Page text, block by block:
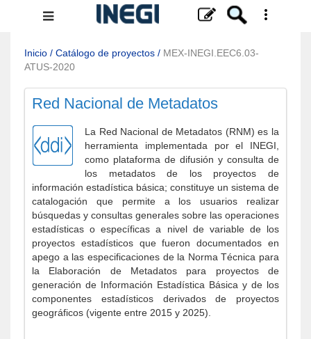
Menú
navegación
Inicio / Catálogo de proyectos / MEX-INEGI.EEC6.03-
ATUS-2020
Red Nacional de Metadatos
La Red Nacional de Metadatos (RNM) es la
herramienta implementada por el INEGI,
como plataforma de difusión y consulta de
los metadatos de los proyectos de
información estadística básica; constituye un sistema de
catalogación que permite a los usuarios realizar
búsquedas y consultas generales sobre las operaciones
estadísticas o específicas a nivel de variable de los
proyectos estadísticos que fueron documentados en
apego a las especificaciones de la Norma Técnica para
la Elaboración de Metadatos para proyectos de
generación de Información Estadística Básica y de los
componentes estadísticos derivados de proyectos
geográficos (vigente entre 2015 y 2025).